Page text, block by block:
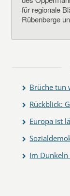
für regionale
Rübenberge
Brüche tun
Rückblick:
Europa ist
Im